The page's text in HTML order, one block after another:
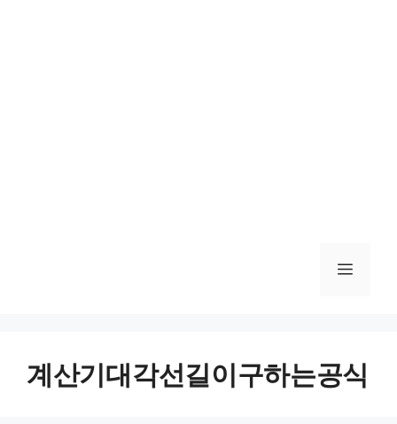
메
계산기대각선길이구하는공식